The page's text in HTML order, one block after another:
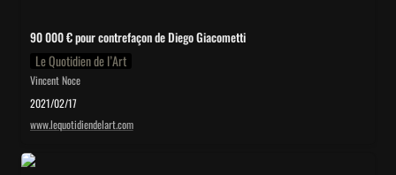
90 000 € pour contrefaçon de Diego Giacometti
Le Quotidien de l’Art
Vincent Noce
2021/02/17
www.lequotidiendelart.com
Picasso, un portrait contesté